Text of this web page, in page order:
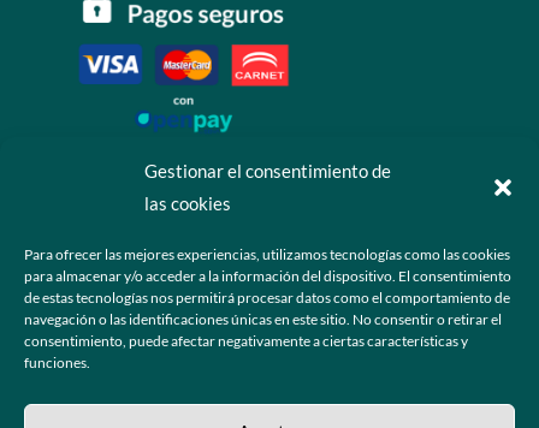
Gestionar el consentimiento de
las cookies
Para ofrecer las mejores experiencias, utilizamos tecnologías como las cookies
para almacenar y/o acceder a la información del dispositivo. El consentimiento
de estas tecnologías nos permitirá procesar datos como el comportamiento de
navegación o las identificaciones únicas en este sitio. No consentir o retirar el
consentimiento, puede afectar negativamente a ciertas características y
funciones.
 +52 55 6173 7725 (Ventas)
 hola@grupo-omk.com
© 2025 Grupo OMK – Todos los derechos reservados